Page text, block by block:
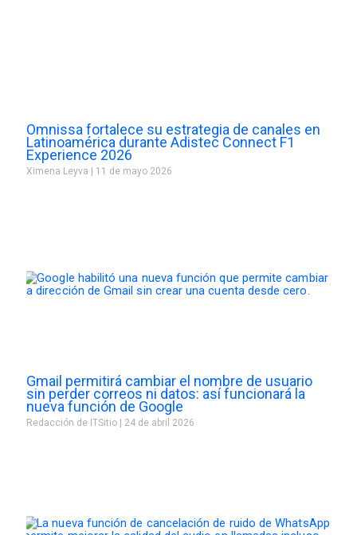
Omnissa fortalece su estrategia de canales en
Latinoamérica durante Adistec Connect F1
Experience 2026
Ximena Leyva 11 de mayo 2026
Gmail permitirá cambiar el nombre de usuario
sin perder correos ni datos: así funcionará la
nueva función de Google
Redacción de ITSitio 24 de abril 2026